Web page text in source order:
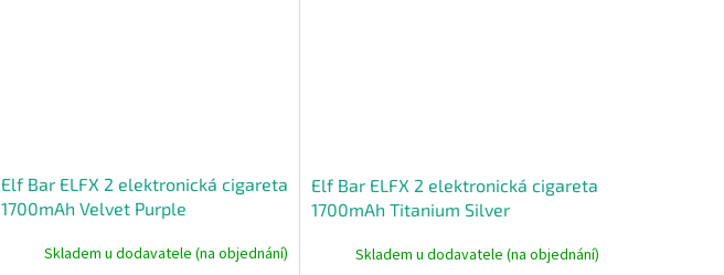
Elf Bar ELFX 2 elektronická cigareta
1700mAh Velvet Purple
Skladem u dodavatele (na objednání)
Elf Bar ELFX 2 elektronická cigareta
1700mAh Titanium Silver
Skladem u dodavatele (na objednání)